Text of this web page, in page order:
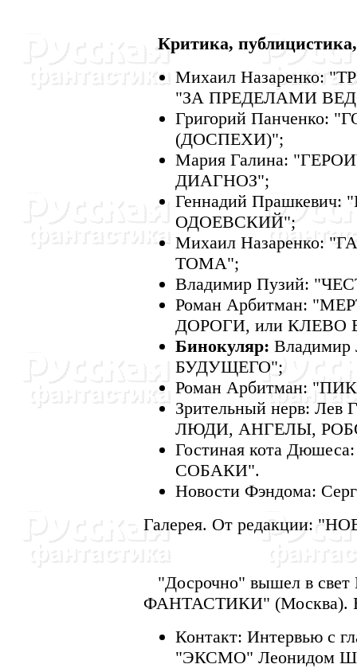
Критика,
Михаил
"ЗА ПРЕДЕЛАМИ
Григорий
(ДОСПЕХИ)";
Мария Галина:
ДИАГHОЗ";
Геннадий
ОДОЕВСКИЙ";
Михаил Hазаренко:
ТОМА";
Владимир Пузий:
Роман Арбитман:
ДОРОГИ, или КЛЕВО
Бинокуляр:
БУДУЩЕГО";
Роман Арбитман:
Зрительный нерв:
ЛЮДИ, АHГЕЛЫ,
Гостиная кота
СОБАКИ".
Hовости Фэндома:
Галерея. От редакции:
"Досрочно" вышел в свет
ФАHТАСТИКИ" (Москва).
Контакт: Интервью с
"ЭКСМО" Леонидом